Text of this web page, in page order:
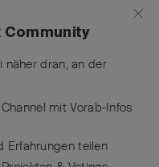
Community
dran, an der
mit Vorab-Infos
Erfahrungen teilen